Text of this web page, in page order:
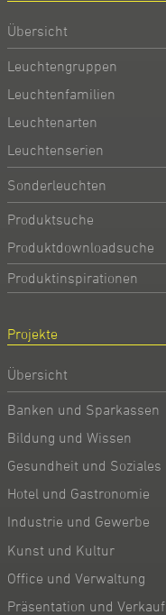
Übersicht
Leuchtengruppen
Leuchtenfamilien
Leuchtenarten
Leuchtenserien
Sonderleuchten
Produktsuche
Produktdownloadsuche
Produktinspirationen
Projekte
Übersicht
Banken und Sparkassen
Bildung und Wissen
Gesundheit und Soziales
Hotel und Gastronomie
Industrie und Gewerbe
Kunst und Kultur
Office und Verwaltung
Präsentation und Verkauf